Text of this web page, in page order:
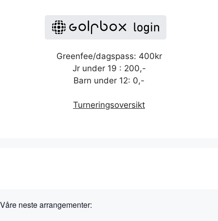
Greenfee/dagspass: 400kr
Jr under 19 : 200,-
Barn under 12: 0,-
Turneringsoversikt
Våre neste arrangementer: